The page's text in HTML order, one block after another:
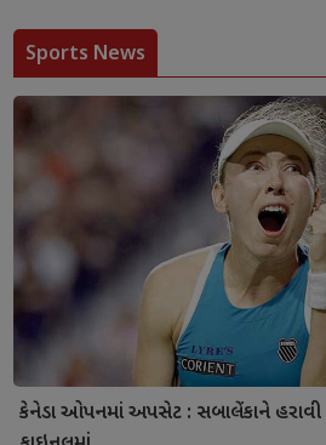
Sports News
કેનેડા ઓપનમાં અપસેટ : સબાલેંકાને હરાવી